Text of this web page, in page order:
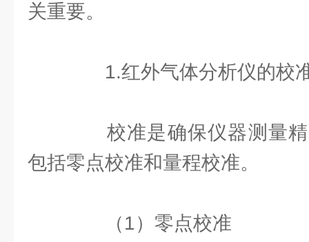
关重要。
1.红外气体分析仪的校
校准是确保仪器测量精
包括零点校准和量程校准。
（1）零点校准